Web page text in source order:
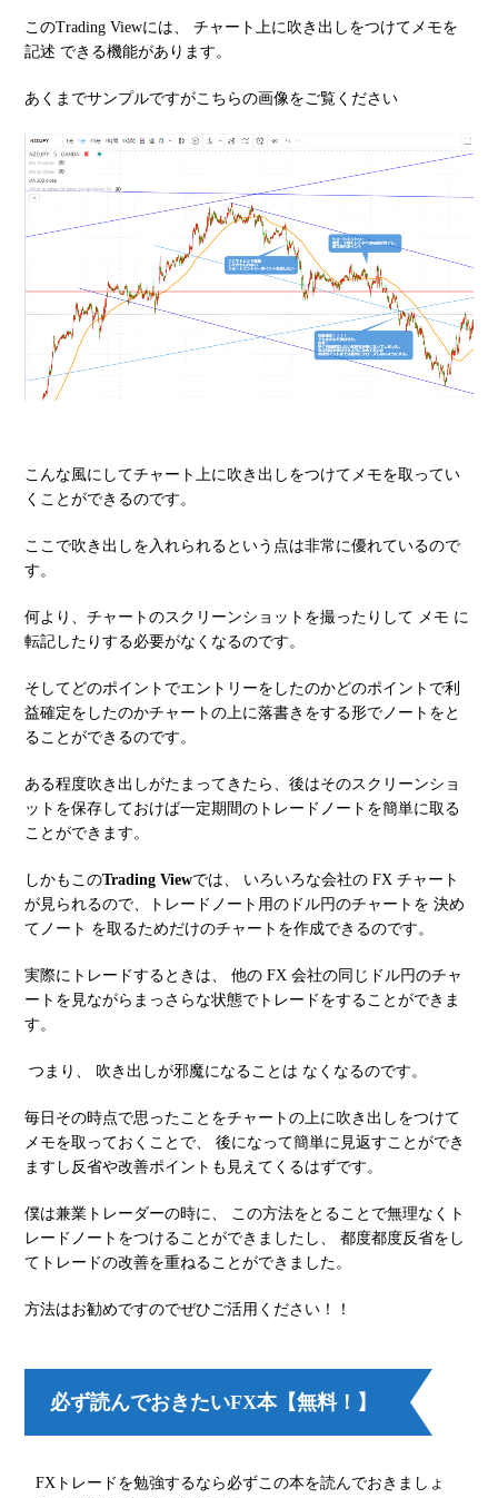
このTrading Viewには、 チャート上に吹き出しをつけてメモを
記述 できる機能があります。
あくまでサンプルですがこちらの画像をご覧ください
こんな風にしてチャート上に吹き出しをつけてメモを取ってい
くことができるのです。
ここで吹き出しを入れられるという点は非常に優れているので
す。
何より、チャートのスクリーンショットを撮ったりして メモ に
転記したりする必要がなくなるのです。
そしてどのポイントでエントリーをしたのかどのポイントで利
益確定をしたのかチャートの上に落書きをする形でノートをと
ることができるのです。
ある程度吹き出しがたまってきたら、後はそのスクリーンショ
ットを保存しておけば一定期間のトレードノートを簡単に取る
ことができます。
しかもこのTrading Viewでは、 いろいろな会社の FX チャート
が見られるので、トレードノート用のドル円のチャートを 決め
てノート を取るためだけのチャートを作成できるのです。
実際にトレードするときは、 他の FX 会社の同じドル円のチャ
ートを見ながらまっさらな状態でトレードをすることができま
す。
つまり、 吹き出しが邪魔になることは なくなるのです。
毎日その時点で思ったことをチャートの上に吹き出しをつけて
メモを取っておくことで、 後になって簡単に見返すことができ
ますし反省や改善ポイントも見えてくるはずです。
僕は兼業トレーダーの時に、 この方法をとることで無理なくト
レードノートをつけることができましたし、 都度都度反省をし
てトレードの改善を重ねることができました。
方法はお勧めですのでぜひご活用ください！！
必ず読んでおきたいFX本【無料！】
FXトレードを勉強するなら必ずこの本を読んでおきましょ